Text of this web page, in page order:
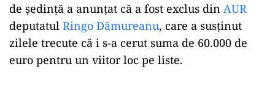
de ședință a anunțat că a fost exclus din AUR
deputatul Ringo Dămureanu, care a susținut
zilele trecute că i s-a cerut suma de 60.000 de
euro pentru un viitor loc pe liste.